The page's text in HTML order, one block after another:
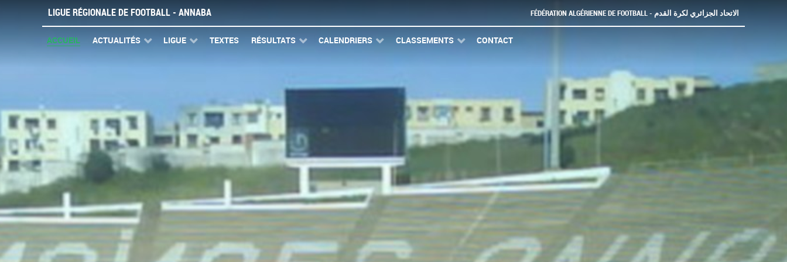
LIGUE RÉGIONALE DE FOOTBALL - ANNABA FÉDÉRATION ALGÉRIENNE DE FOOTBALL - الاتحاد الجزائري لكرة القدم
ACCUEIL ACTUALITÉS LIGUE TEXTES RÉSULTATS CALENDRIERS CLASSEMENTS CONTACT